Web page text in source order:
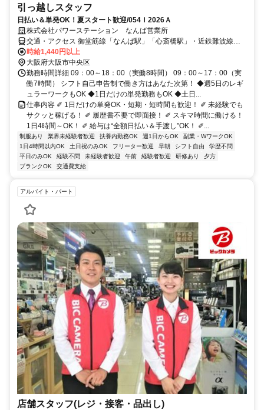
引っ越しスタッフ
日払い＆単発OK！夏スタート歓迎/054Ｉ2026Ａ
株式会社パワーステーション なんば営業所
交通・アクセス 御堂筋線「なんば駅」「心斎橋駅」・近鉄難波線
「大阪難波駅」徒歩5分
時給1,440円以上
大阪府大阪市中央区
勤務時間詳細 09：00～18：00（実働8時間） 09：00～17：00（実
働7時間） シフト自己申告制で働き方はあなた次第！ ◆週5日のレギ
ュラーワークもOK ◆1日だけの単発勤務もOK ◆土日...
仕事内容 ✐ 1日だけの単発OK・短期・短時間も歓迎！ ✐ 未経験でも
サクッと稼げる！ ✐ 履歴書不要で即面接！ ✐ スキマ時間に働ける！
1日4時間～OK！ ✐ 給与は“全額日払い＆手渡し”OK！ ✐...
制服あり 業界未経験者歓迎 扶養内勤務OK 週1日からOK
副業・WワークOK
1日4時間以内OK
土日祝のみOK フリーター歓迎 早朝 シフト自由
学歴不問
平日のみOK
経験不問 未経験者歓迎 午前 経験者歓迎 研修あり
夕方
ブランクOK
交通費支給
アルバイト・パート
店舗スタッフ(レジ・接客・品出し)